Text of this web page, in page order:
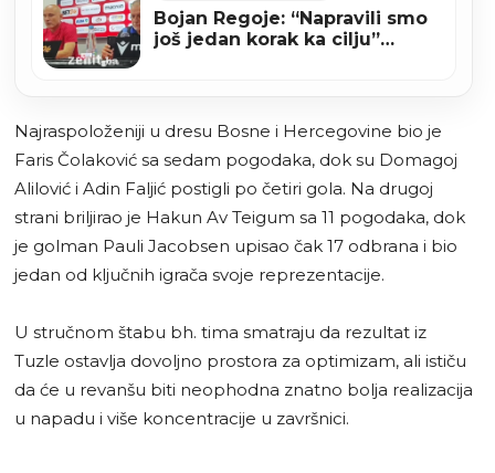
Bojan Regoje: “Napravili smo
još jedan korak ka cilju”
Najraspoloženiji u dresu Bosne i Hercegovine bio je
Faris Čolaković sa sedam pogodaka, dok su Domagoj
Alilović i Adin Faljić postigli po četiri gola. Na drugoj
strani briljirao je Hakun Av Teigum sa 11 pogodaka, dok
je golman Pauli Jacobsen upisao čak 17 odbrana i bio
jedan od ključnih igrača svoje reprezentacije.
U stručnom štabu bh. tima smatraju da rezultat iz
Tuzle ostavlja dovoljno prostora za optimizam, ali ističu
da će u revanšu biti neophodna znatno bolja realizacija
u napadu i više koncentracije u završnici.